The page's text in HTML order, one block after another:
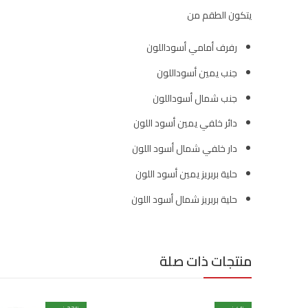
يتكون الطقم من
رفرف أمامي أسوداللون
جنب يمين أسوداللون
جنب شمال أسوداللون
دائر خلفي يمين أسود اللون
دار خلفي شمال أسود اللون
حلية بربريز يمين أسود اللون
حلية بربريز شمال أسود اللون
منتجات ذات صلة